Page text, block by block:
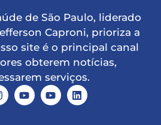
de São Paulo, liderado
Caproni, prioriza a
site é o principal canal
obterem notícias,
serviços.